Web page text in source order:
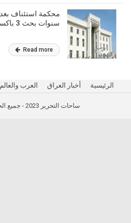
سنوات بحث 3 باكستانيين
Read more
الرئيسية أخبار العراق العرب والعالم
ساحات التحرير 2023 - جميع الحقوق محفوظة